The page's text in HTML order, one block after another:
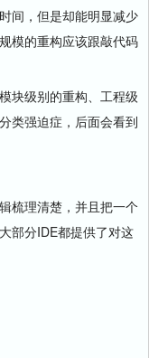
间，但是却能明显减少
模的重构应该跟敲代码
级别的重构、工程级
类强迫症，后面会看到
理清楚，并且把一个
部分IDE都提供了对这